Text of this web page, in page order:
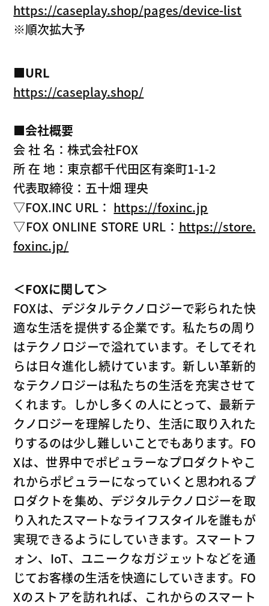
https://caseplay.shop/pages/device-list
※順次拡大予
■URL
https://caseplay.shop/
■会社概要
会 社 名：株式会社FOX
所 在 地：東京都千代田区有楽町1-1-2
代表取締役：五十畑 理央
▽FOX.INC URL： https://foxinc.jp
▽FOX ONLINE STORE URL： https://store.
foxinc.jp/
＜FOXに関して＞
FOXは、デジタルテクノロジーで彩られた快
適な生活を提供する企業です。私たちの周り
はテクノロジーで溢れています。そしてそれ
らは日々進化し続けています。新しい革新的
なテクノロジーは私たちの生活を充実させて
くれます。しかし多くの人にとって、最新テ
クノロジーを理解したり、生活に取り入れた
りするのは少し難しいことでもあります。FO
Xは、世界中でポピュラーなプロダクトやこ
れからポピュラーになっていくと思われるプ
ロダクトを集め、デジタルテクノロジーを取
り入れたスマートなライフスタイルを誰もが
実現できるようにしていきます。スマートフ
ォン、IoT、ユニークなガジェットなどを通
じてお客様の生活を快適にしていきます。FO
Xのストアを訪れれば、これからのスマート